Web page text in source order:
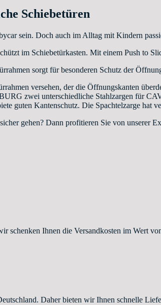
Schiebetüren
sein. Doch auch im Alltag mit Kindern
im Schiebetürkasten. Mit einem Push to
sorgt für besonderen Schutz der
versehen, der die Öffnungskanten
zwei unterschiedliche Stahlzargen für
guten Kantenschutz. Die Spachtelzarge hat
gehen? Dann profitieren Sie von unserer
schenken Ihnen die Versandkosten im Wert
Daher bieten wir Ihnen schnelle